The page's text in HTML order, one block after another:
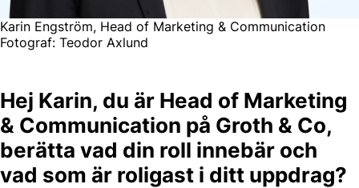
Karin Engström, Head of Marketing & Communication
Fotograf: Teodor Axlund
Hej Karin, du är Head of Marketing
& Communication på Groth & Co,
berätta vad din roll innebär och
vad som är roligast i ditt uppdrag?